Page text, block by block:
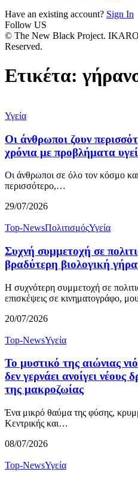
Have an existing account? Sign In
Follow US
© The New Black Project.
Reserved.
Ετικέτα:
Υγεία
Οι άνθρωποι ζουν
χρόνια με προβλήματα
Οι άνθρωποι σε όλο τον κόσμο
περισσότερο,…
29/07/2026
Top-NewsΠολιτισμόςΥγεία
Συχνή συμμετοχή σε
βραδύτερη βιολογική
Η συχνότερη συμμετοχή σε
επισκέψεις σε κινηματογράφο,
20/07/2026
Top-NewsΥγεία
Το μυστικό της αιώνιας
δεν γερνάει ανοίγει νέους
της μακροζωίας
Ένα μικρό θαύμα της φύσης,
Κεντρικής και…
08/07/2026
Top-NewsΥγεία